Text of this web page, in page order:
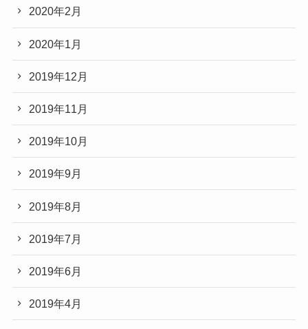
2020年2月
2020年1月
2019年12月
2019年11月
2019年10月
2019年9月
2019年8月
2019年7月
2019年6月
2019年4月